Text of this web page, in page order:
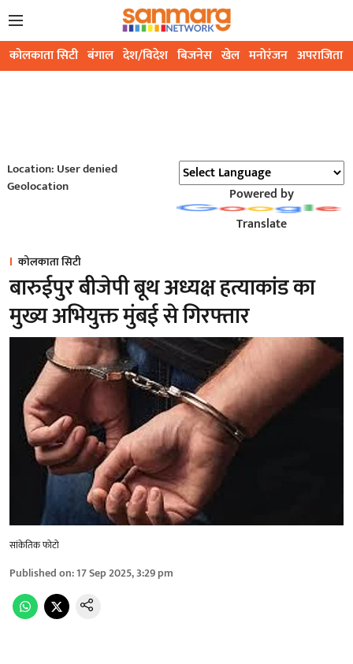
कोलकाता सिटी बंगाल देश/विदेश बिजनेस खेल मनोरंजन अपराजिता
Location: User denied
Geolocation
Powered by
Translate
कोलकाता सिटी
बारुईपुर बीजेपी बूथ अध्यक्ष हत्याकांड का
मुख्य अभियुक्त मुंबई से गिरफ्तार
सांकेतिक फोटो
Published on:17 Sep 2025, 3:29 pm